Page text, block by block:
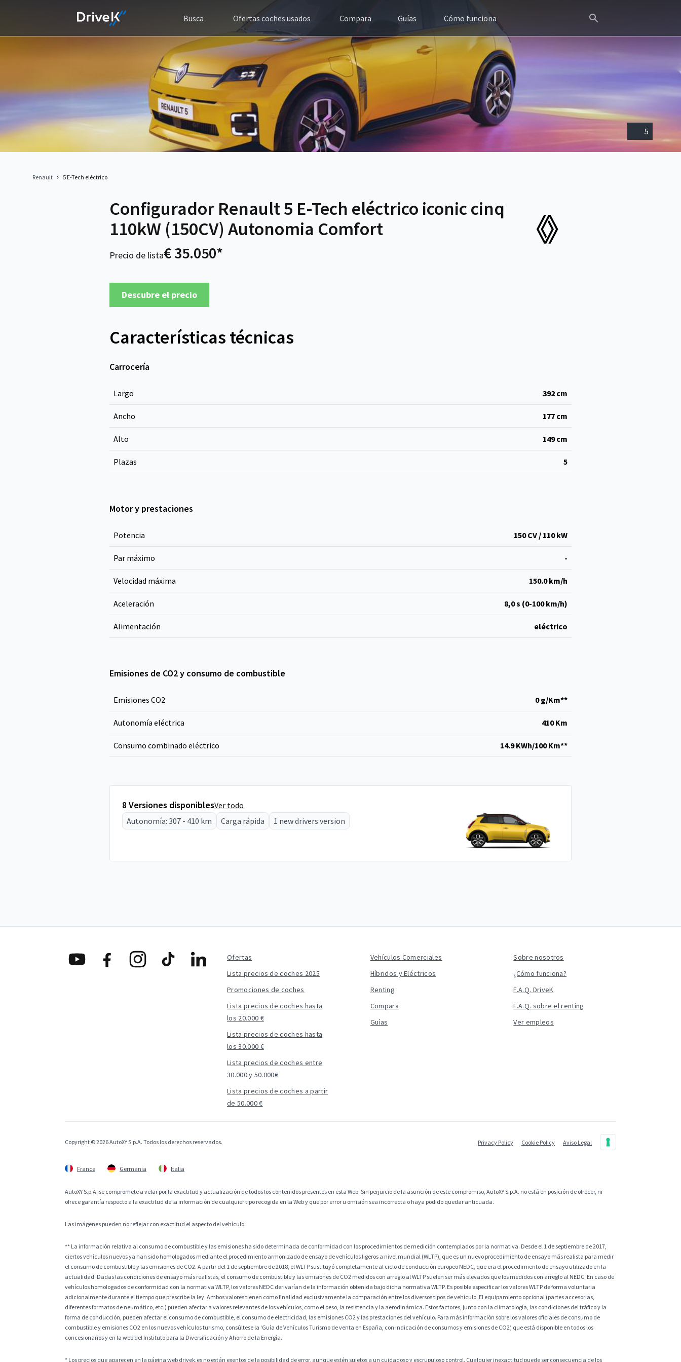
Busca Ofertas coches usados Compara Guías Cómo funciona
5
Renault 5 E-Tech eléctrico
Configurador Renault 5 E-Tech eléctrico iconic cinq
110kW (150CV) Autonomia Comfort
Precio de lista€ 35.050*
Descubre el precio
Características técnicas
Carrocería
Largo 392 cm
Ancho 177 cm
Alto 149cm
Plazas 5
Motor y prestaciones
Potencia 150 CV / 110 kW
Par máximo -
Velocidad máxima 150.0 km/h
Aceleración 8,0 s (0-100 km/h)
Alimentación eléctrico
Emisiones de CO2 y consumo de combustible
Emisiones CO2 0 g/Km**
Autonomía eléctrica 410 Km
Consumo combinado eléctrico 14.9 KWh/100 Km**
8 Versiones disponiblesVer todo
Autonomía: 307 - 410 km
Carga rápida 1 new drivers version
Ofertas
Lista precios de coches 2025
Promociones de coches
Lista precios de coches hasta
los 20.000 €
Lista precios de coches hasta
los 30.000 €
Lista precios de coches entre
30.000 y 50.000€
Lista precios de coches a partir
de 50.000 €
Vehículos Comerciales
Híbridos y Eléctricos
Renting
Compara
Guías
Sobre nosotros
¿Cómo funciona?
F.A.Q. DriveK
F.A.Q. sobre el renting
Ver empleos
Copyright © 2026 AutoXY S.p.A. Todos los derechos reservados. Privacy Policy Cookie Policy Aviso Legal
France Germania Italia
AutoXY S.p.A. se compromete a velar por la exactitud y actualización de todos los contenidos presentes en esta Web. Sin perjuicio de la asunción de este compromiso, AutoXY S.p.A. no está en posición de ofrecer, ni
ofrece garantía respecto a la exactitud de la información de cualquier tipo recogida en la Web y que por error u omisión sea incorrecta o haya podido quedar anticuada.
Las imágenes pueden no reflejar con exactitud el aspecto del vehículo.
** La información relativa al consumo de combustible y las emisiones ha sido determinada de conformidad con los procedimientos de medición contemplados por la normativa. Desde el 1 de septiembre de 2017,
ciertos vehículos nuevos ya han sido homologados mediante el procedimiento armonizado de ensayo de vehículos ligeros a nivel mundial (WLTP), que es un nuevo procedimiento de ensayo más realista para medir
el consumo de combustible y las emisiones de CO2. A partir del 1 de septiembre de 2018, el WLTP sustituyó completamente al ciclo de conducción europeo NEDC, que era el procedimiento de ensayo utilizado en la
actualidad. Dadas las condiciones de ensayo más realistas, el consumo de combustible y las emisiones de CO2 medidos con arreglo al WLTP suelen ser más elevados que los medidos con arreglo al NEDC. En caso de
vehículos homologados de conformidad con la normativa WLTP, los valores NEDC derivarían de la información obtenida bajo dicha normativa WLTP. Es posible especificar los valores WLTP de forma voluntaria
adicionalmente durante el tiempo que prescribe la ley. Ambos valores tienen como finalidad exclusivamente la comparación entre los diversos tipos de vehículo. El equipamiento opcional (partes accesorias,
diferentes formatos de neumático, etc.) pueden afectar a valores relevantes de los vehículos, como el peso, la resistencia y la aerodinámica. Estos factores, junto con la climatología, las condiciones del tráfico y la
forma de conducción, pueden afectar el consumo de combustible, el consumo de electricidad, las emisiones CO2 y las prestaciones del vehículo. Para más información sobre los valores oficiales de consumo de
combustible y emisiones CO2 en los nuevos vehículos turismo, consúltese la ‘Guía de Vehículos Turismo de venta en España, con indicación de consumos y emisiones de CO2’, que está disponible en todos los
concesionarios y en la web del Instituto para la Diversificación y Ahorro de la Energía.
* Los precios que aparecen en la página web drivek.es no están exentos de la posibilidad de error, aunque estén sujetos a un cuidadoso y escrupuloso control. Cualquier inexactitud puede ser consecuencia de los